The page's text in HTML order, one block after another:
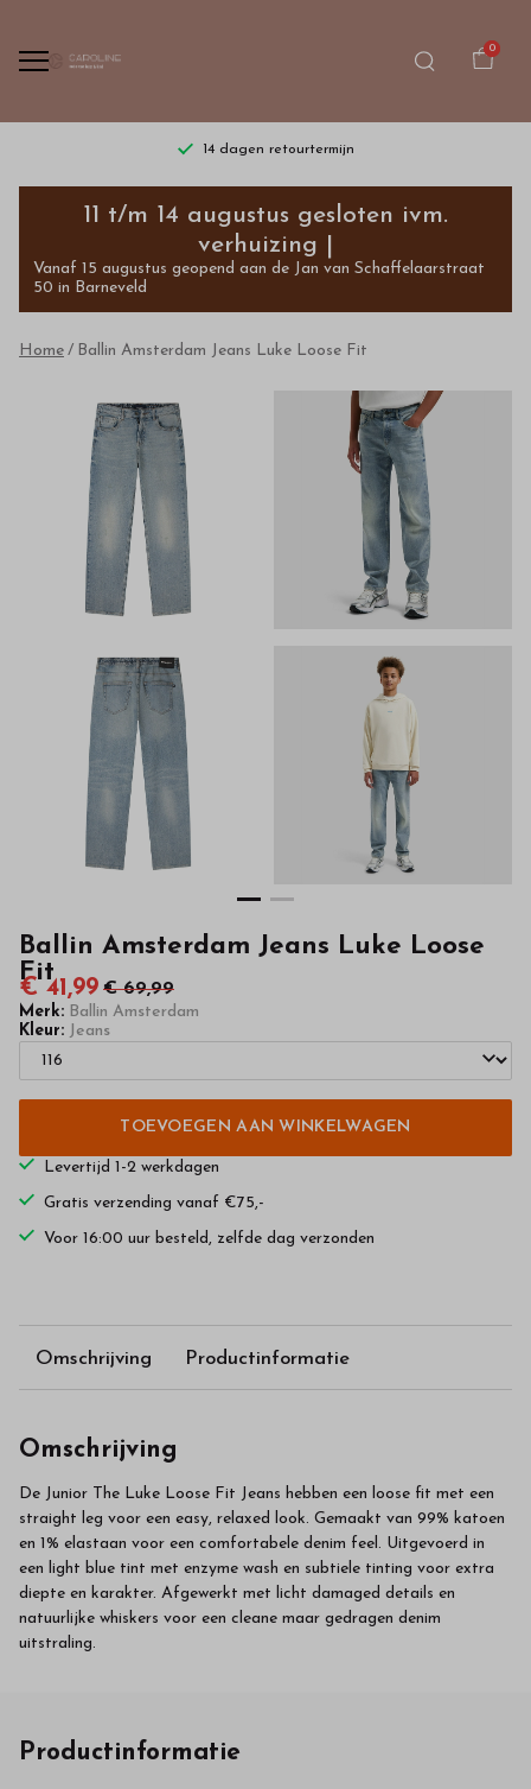
0
14 dagen retourtermijn
Ballin
Amsterdam
Jeans
Luke
Loose
Bestel
kinderkleding
hoge
kwaliteit
onze
11 t/m 14 augustus gesloten ivm.
verhuizing |
Vanaf 15 augustus geopend aan de Jan van Schaffelaarstraat
50 in Barneveld
Home Ballin Amsterdam Jeans Luke Loose Fit
Ballin Amsterdam Jeans Luke Loose
Fit
€ 41,99 € 69,99
Merk: Ballin Amsterdam
Kleur: Jeans
TOEVOEGEN AAN WINKELWAGEN
Levertijd 1-2 werkdagen
Gratis verzending vanaf €75,-
Voor 16:00 uur besteld, zelfde dag verzonden
Omschrijving Productinformatie
Omschrijving
De Junior The Luke Loose Fit Jeans hebben een loose fit met een
straight leg voor een easy, relaxed look. Gemaakt van 99% katoen
en 1% elastaan voor een comfortabele denim feel. Uitgevoerd in
een light blue tint met enzyme wash en subtiele tinting voor extra
diepte en karakter. Afgewerkt met licht damaged details en
natuurlijke whiskers voor een cleane maar gedragen denim
uitstraling.
Productinformatie